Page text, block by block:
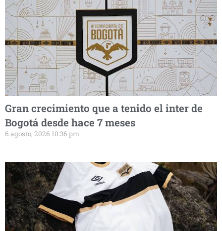
Gran crecimiento que a tenido el inter de
Bogotá desde hace 7 meses
6 agosto, 2026 10:36 pm